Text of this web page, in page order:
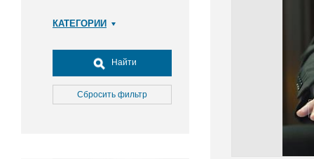
КАТЕГОРИИ
Досуг, туризм и отдых
Культура
Медицина
Найти
Сбросить фильтр